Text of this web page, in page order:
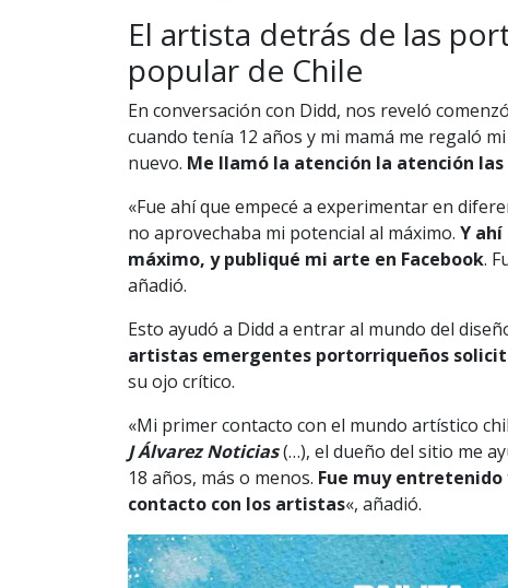
El artista detrás de las
popular de Chile
En conversación con Didd, nos reveló
cuando tenía 12 años y mi mamá me regaló
nuevo. Me llamó la atención la atención
«Fue ahí que empecé a experimentar en
no aprovechaba mi potencial al máximo. Y
máximo, y publiqué mi arte en Facebook.
añadió.
Esto ayudó a Didd a entrar al mundo del
artistas emergentes portorriqueños
su ojo crítico.
«Mi primer contacto con el mundo artístico
J Álvarez Noticias(…), el dueño del sitio me
18 años, más o menos. Fue muy
contacto con los artistas«, añadió.